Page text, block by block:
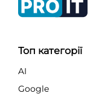
Топ категорії
AI
Google